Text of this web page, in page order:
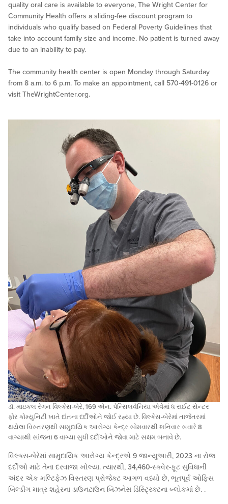
quality oral care is available to everyone, The Wright Center for
Community Health offers a sliding-fee discount program to
individuals who qualify based on Federal Poverty Guidelines that
take into account family size and income. No patient is turned away
due to an inability to pay.
The community health center is open Monday through Saturday
from 8 a.m. to 6 p.m. To make an appointment, call 570-491-0126 or
visit TheWrightCenter.org.
ડૉ. માઇકલ રેગન વિલ્કેસ-બેરે, 169 એન. પેન્સિલવેનિયા એવેમાં ધ રાઈટ સેન્ટર
ફોર કોમ્યુનિટી ખાતે દાંતના દર્દીઓને જોઈ રહ્યા છે. વિલ્કેસ-બેરેમાં તાજેતરમાં
થયેલા વિસ્તરણથી સામુદાયિક આરોગ્ય કેન્દ્ર સોમવારથી શનિવાર સવારે 8
વાગ્યાથી સાંજના 6 વાગ્યા સુધી દર્દીઓને જોવા માટે સક્ષમ બનાવે છે.
વિલ્ક્સ-બેરેમાં સામુદાયિક આરોગ્ય કેન્દ્રએ 9 જાન્યુઆરી, 2023 ના રોજ
દર્દીઓ માટે તેના દરવાજા ખોલ્યા. ત્યારથી, 34,460-સ્ક્વેર-ફૂટ સુવિધાની
અંદર એક મલ્ટિફેઝ વિસ્તરણ પ્રોજેક્ટ આગળ વધ્યો છે, ભૂતપૂર્વ ઓફિસ
બિલ્ડીંગ માત્ર શહેરના ડાઉનટાઉન બિઝનેસ ડિસ્ટ્રિક્ટના બ્લોકમાં છે. .